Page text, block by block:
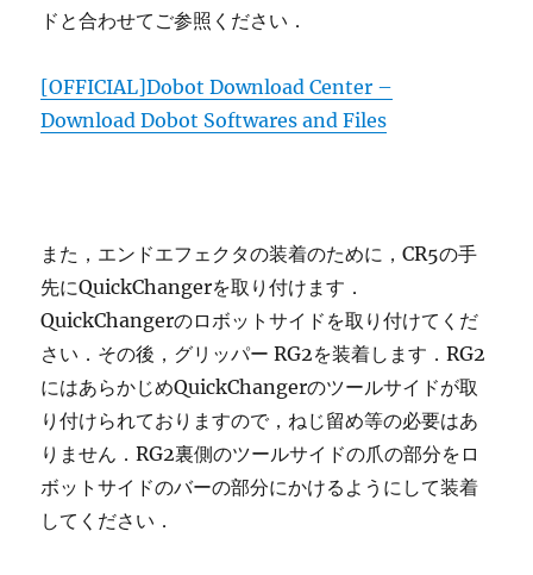
ドと合わせてご参照ください．
[OFFICIAL]Dobot Download Center –
Download Dobot Softwares and Files
また，エンドエフェクタの装着のために，CR5の手
先にQuickChangerを取り付けます．
QuickChangerのロボットサイドを取り付けてくだ
さい．その後，グリッパー RG2を装着します．RG2
にはあらかじめQuickChangerのツールサイドが取
り付けられておりますので，ねじ留め等の必要はあ
りません．RG2裏側のツールサイドの爪の部分をロ
ボットサイドのバーの部分にかけるようにして装着
してください．